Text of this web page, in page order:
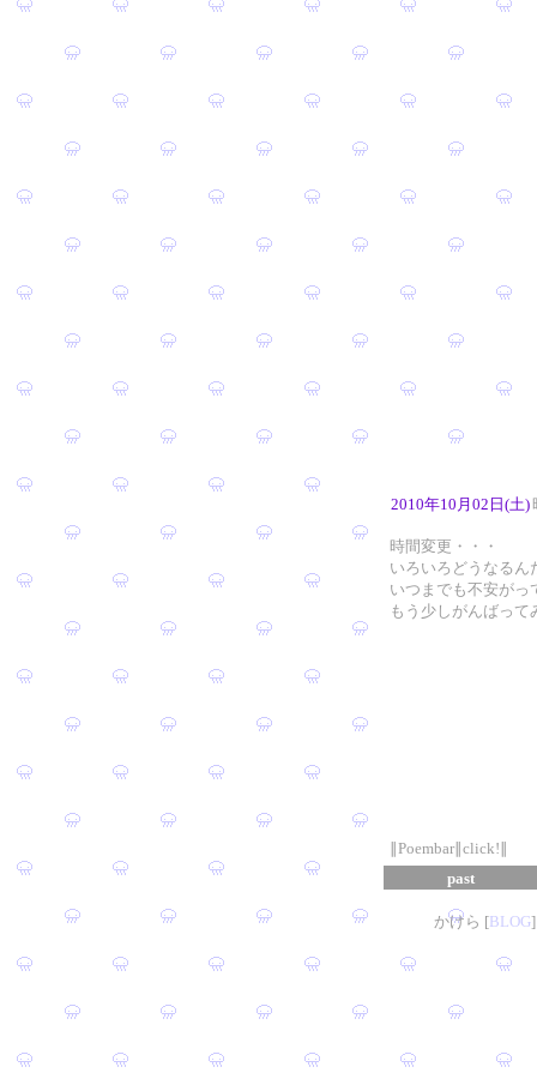
2010年10月02日(土)
時間変更・・・
いろいろどうなるん
いつまでも不安がっ
もう少しがんばって
∥Poembar∥click!∥
past
かけら [BLOG